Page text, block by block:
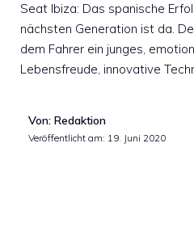
Seat Ibiza: Das spanische
nächsten Generation ist da.
dem Fahrer ein junges,
Lebensfreude, innovative
Von: Redaktion
Veröffentlicht am: 19. Juni 2020